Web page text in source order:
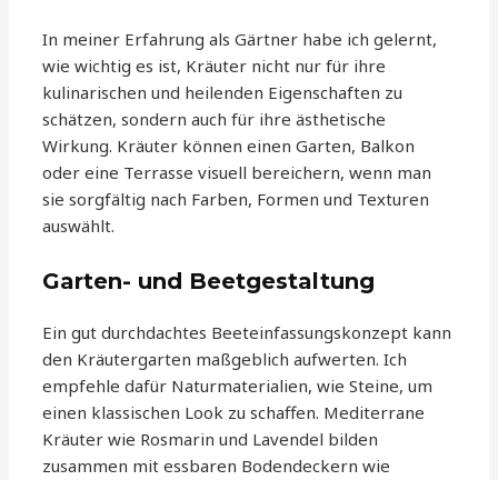
In meiner Erfahrung als Gärtner habe ich gelernt,
wie wichtig es ist, Kräuter nicht nur für ihre
kulinarischen und heilenden Eigenschaften zu
schätzen, sondern auch für ihre ästhetische
Wirkung. Kräuter können einen Garten, Balkon
oder eine Terrasse visuell bereichern, wenn man
sie sorgfältig nach Farben, Formen und Texturen
auswählt.
Garten- und Beetgestaltung
Ein gut durchdachtes Beeteinfassungskonzept kann
den Kräutergarten maßgeblich aufwerten. Ich
empfehle dafür Naturmaterialien, wie Steine, um
einen klassischen Look zu schaffen. Mediterrane
Kräuter wie Rosmarin und Lavendel bilden
zusammen mit essbaren Bodendeckern wie